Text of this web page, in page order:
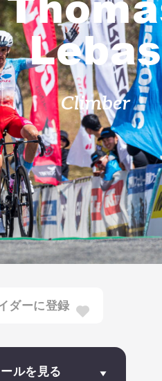
を見逃さないように、
Lebas
Climber
ダーに登録
ルを見る